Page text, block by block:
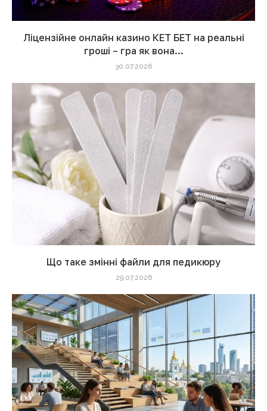
Ліцензійне онлайн казино КЕТ БЕТ на реальні
гроші – гра як вона...
30.07.2026
Що таке змінні файли для педикюру
29.07.2026